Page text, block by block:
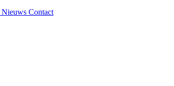
Nieuws Contact